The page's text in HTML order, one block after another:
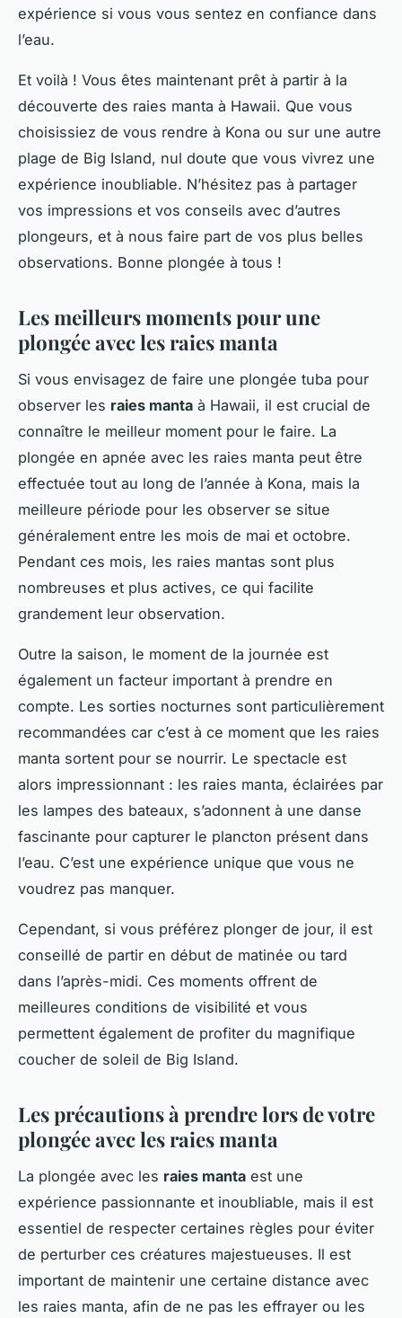
expérience si vous vous sentez en confiance dans
l’eau.
Et voilà ! Vous êtes maintenant prêt à partir à la
découverte des raies manta à Hawaii. Que vous
choisissiez de vous rendre à Kona ou sur une autre
plage de Big Island, nul doute que vous vivrez une
expérience inoubliable. N’hésitez pas à partager
vos impressions et vos conseils avec d’autres
plongeurs, et à nous faire part de vos plus belles
observations. Bonne plongée à tous !
Les meilleurs moments pour une
plongée avec les raies manta
Si vous envisagez de faire une plongée tuba pour
observer les raies manta à Hawaii, il est crucial de
connaître le meilleur moment pour le faire. La
plongée en apnée avec les raies manta peut être
effectuée tout au long de l’année à Kona, mais la
meilleure période pour les observer se situe
généralement entre les mois de mai et octobre.
Pendant ces mois, les raies mantas sont plus
nombreuses et plus actives, ce qui facilite
grandement leur observation.
Outre la saison, le moment de la journée est
également un facteur important à prendre en
compte. Les sorties nocturnes sont particulièrement
recommandées car c’est à ce moment que les raies
manta sortent pour se nourrir. Le spectacle est
alors impressionnant : les raies manta, éclairées par
les lampes des bateaux, s’adonnent à une danse
fascinante pour capturer le plancton présent dans
l’eau. C’est une expérience unique que vous ne
voudrez pas manquer.
Cependant, si vous préférez plonger de jour, il est
conseillé de partir en début de matinée ou tard
dans l’après-midi. Ces moments offrent de
meilleures conditions de visibilité et vous
permettent également de profiter du magnifique
coucher de soleil de Big Island.
Les précautions à prendre lors de votre
plongée avec les raies manta
La plongée avec les raies manta est une
expérience passionnante et inoubliable, mais il est
essentiel de respecter certaines règles pour éviter
de perturber ces créatures majestueuses. Il est
important de maintenir une certaine distance avec
les raies manta, afin de ne pas les effrayer ou les